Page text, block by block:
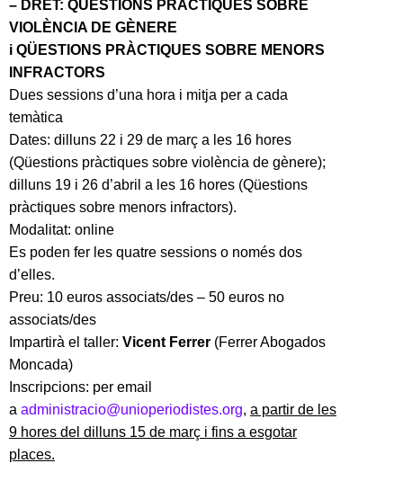
– DRET: QÜESTIONS PRÀCTIQUES SOBRE
VIOLÈNCIA DE GÈNERE
i QÜESTIONS PRÀCTIQUES SOBRE MENORS
INFRACTORS
Dues sessions d’una hora i mitja per a cada
temàtica
Dates: dilluns 22 i 29 de març a les 16 hores
(Qüestions pràctiques sobre violència de gènere);
dilluns 19 i 26 d’abril a les 16 hores (Qüestions
pràctiques sobre menors infractors).
Modalitat: online
Es poden fer les quatre sessions o només dos
d’elles.
Preu: 10 euros associats/des – 50 euros no
associats/des
Impartirà el taller: Vicent Ferrer (Ferrer Abogados
Moncada)
Inscripcions: per email
a administracio@unioperiodistes.org, a partir de les
9 hores del dilluns 15 de març i fins a esgotar
places.